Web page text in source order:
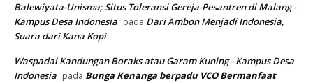
Balewiyata-Unisma; Situs Toleransi Gereja-Pesantren di Malang -
Kampus Desa Indonesia pada Dari Ambon Menjadi Indonesia,
Suara dari Kana Kopi
Waspadai Kandungan Boraks atau Garam Kuning - Kampus Desa
Indonesia pada Bunga Kenanga berpadu VCOBermanfaat